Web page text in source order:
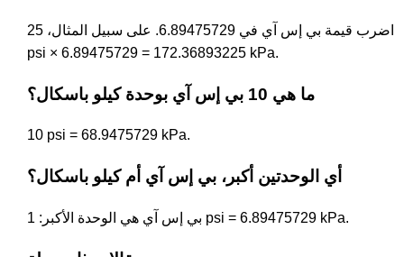
اضرب قيمة بي إس آي في 6.89475729. على سبيل المثال، 25
psi × 6.89475729 = 172.36893225 kPa.
ما هي 10 بي إس آي بوحدة كيلو باسكال؟
10 psi = 68.9475729 kPa.
أي الوحدتين أكبر، بي إس آي أم كيلو باسكال؟
بي إس آي هي الوحدة الأكبر: 1 psi = 6.89475729 kPa.